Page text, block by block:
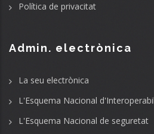
Política de privacitat
Admin. electrònica
La seu electrònica
L'Esquema Nacional
L'Esquema Nacional de seguretat